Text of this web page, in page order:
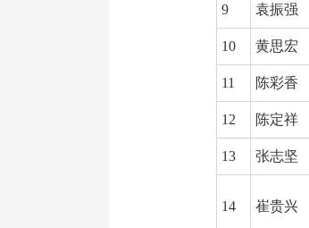
9 袁振强
10 黄思宏
11 陈彩香
12 陈定祥
13 张志坚
14 崔贵兴